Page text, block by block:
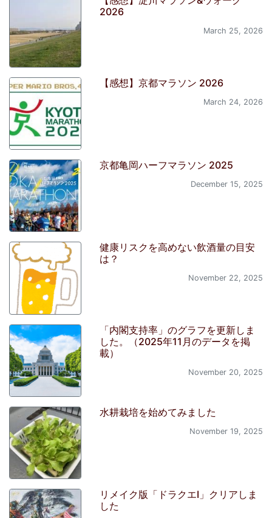
2026
March 25, 2026
【感想】京都マラソン 2026
March 24, 2026
京都亀岡ハーフマラソン 2025
December 15, 2025
健康リスクを高めない飲酒量の目安
は？
November 22, 2025
「内閣支持率」のグラフを更新しま
した。（2025年11月のデータを掲
載）
November 20, 2025
水耕栽培を始めてみました
November 19, 2025
リメイク版「ドラクエI」クリアしま
した